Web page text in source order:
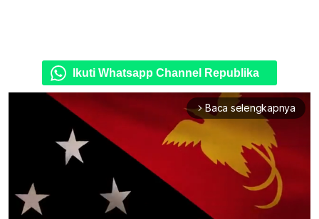
Ikuti Whatsapp Channel Republika
arrow_forward_ios Baca selengkapnya